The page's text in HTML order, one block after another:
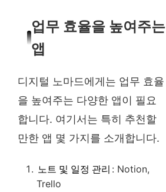
업무 효율을 높여주는
앱
디지털 노마드에게는 업무 효율
을 높여주는 다양한 앱이 필요
합니다. 여기서는 특히 추천할
만한 앱 몇 가지를 소개합니다.
노트 및 일정 관리 : Notion,
Trello